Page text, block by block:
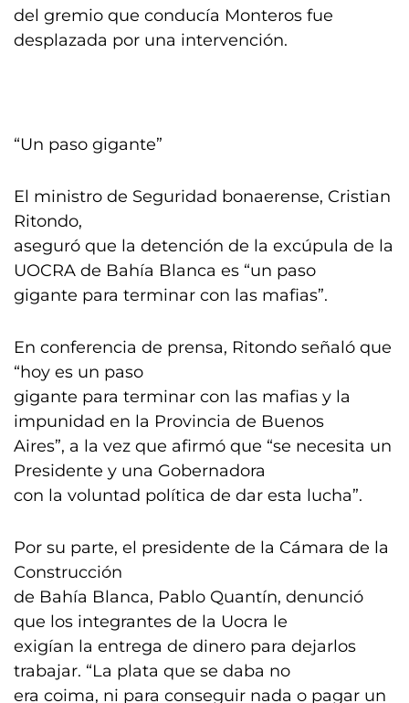
del gremio que conducía Monteros fue
desplazada por una intervención.
“Un paso gigante”
El ministro de Seguridad bonaerense, Cristian
Ritondo,
aseguró que la detención de la excúpula de la
UOCRA de Bahía Blanca es “un paso
gigante para terminar con las mafias”.
En conferencia de prensa, Ritondo señaló que
“hoy es un paso
gigante para terminar con las mafias y la
impunidad en la Provincia de Buenos
Aires”, a la vez que afirmó que “se necesita un
Presidente y una Gobernadora
con la voluntad política de dar esta lucha”.
Por su parte, el presidente de la Cámara de la
Construcción
de Bahía Blanca, Pablo Quantín, denunció
que los integrantes de la Uocra le
exigían la entrega de dinero para dejarlos
trabajar. “La plata que se daba no
era coima, ni para conseguir nada o pagar un